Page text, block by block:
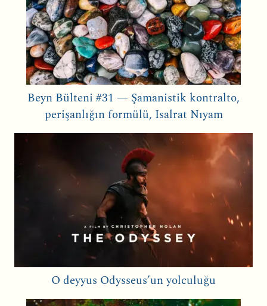
Beyn Bülteni #31 — Şamanistik kontralto,
perişanlığın formülü, Isalrat Nıyam
O deyyus Odysseus’un yolculuğu